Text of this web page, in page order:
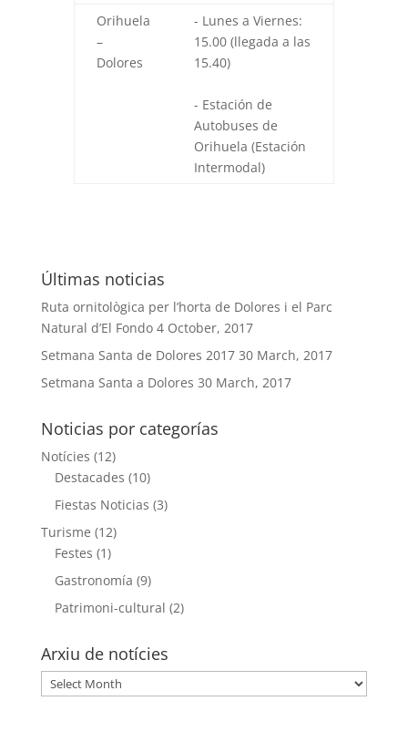
Orihuela
–
Dolores
- Lunes a Viernes:
15.00 (llegada a las
15.40)
- Estación de
Autobuses de
Orihuela (Estación
Intermodal)
Últimas noticias
Ruta ornitològica per l’horta de Dolores i el Parc
Natural d’El Fondo 4 October, 2017
Setmana Santa de Dolores 2017 30 March, 2017
Setmana Santa a Dolores 30 March, 2017
Noticias por categorías
Notícies (12)
Destacades (10)
Fiestas Noticias (3)
Turisme (12)
Festes (1)
Gastronomía (9)
Patrimoni-cultural (2)
Arxiu de notícies
Arxiu
de